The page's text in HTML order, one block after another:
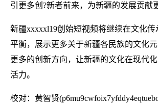
引更多创?新者前来，为新疆的发展贡献
新疆xxxxxl19创始短视频将继续在文化传
平衡，展示更多关于新疆各民族的文化
更多的创新方向，让新疆的文化在现代
活力。
校对：黄智贤